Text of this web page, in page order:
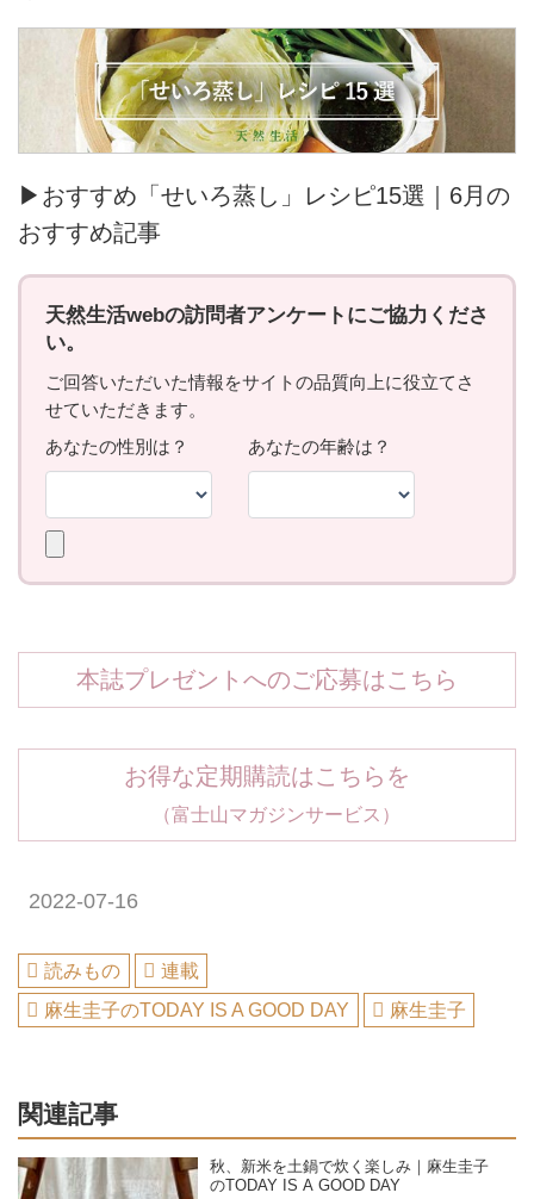
▶おすすめ「せいろ蒸し」レシピ15選｜6月の
おすすめ記事
本誌プレゼントへのご応募はこちら
お得な定期購読はこちらを
（富士山マガジンサービス）
2022-07-16
読みもの
連載
麻生圭子のTODAY IS A GOOD DAY
麻生圭子
関連記事
秋、新米を土鍋で炊く楽しみ｜麻生圭子
のTODAY IS A GOOD DAY